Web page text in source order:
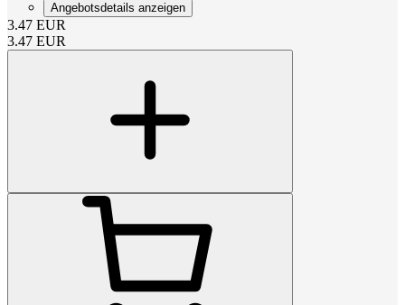
Angebotsdetails anzeigen
3.47 EUR
3.47 EUR